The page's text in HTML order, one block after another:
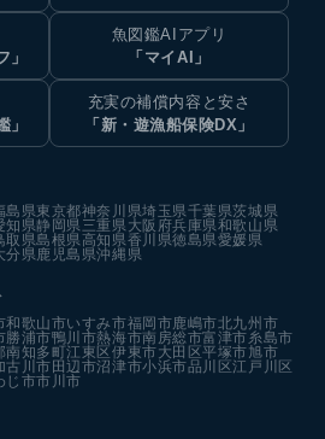
」
魚図鑑AIアプリ
「マイAI」
」
充実の補償内容と安さ
「新・遊漁船保険DX」
島県東京都神奈川県埼玉県千葉県茨城県
知県静岡県 三重県 大阪府兵庫県和歌山県
取県島根県高知県香川県徳島県愛媛県
分県 鹿児島県沖縄県
和歌山市いすみ市福岡市鹿嶋市北九州市
勝浦市鴨川市熱海市南房総市富津市糸島市
南知多町江東区伊東市大田区平塚市旭市
古川市田辺市沼津市小浜市品川区江戸川区
じ市市川市